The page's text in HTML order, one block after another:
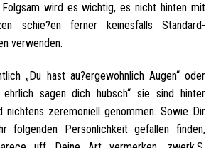
wird es wichtig, es nicht hinten mit
schie?en ferner keinesfalls Standard-
verwenden.
„Du hast au?ergewohnlich Augen“ oder
sagen dich hubsch“ sie sind hinter
nichtens zeremoniell genommen. Sowie Dir
folgenden Personlichkeit gefallen finden,